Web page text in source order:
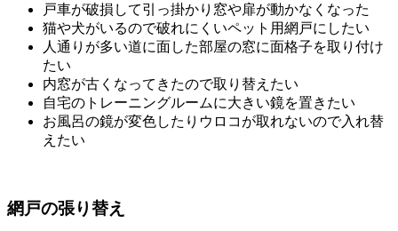
戸車が破損して引っ掛かり窓や扉が動かなくなった
猫や犬がいるので破れにくいペット用網戸にしたい
人通りが多い道に面した部屋の窓に面格子を取り付け
たい
内窓が古くなってきたので取り替えたい
自宅のトレーニングルームに大きい鏡を置きたい
お風呂の鏡が変色したりウロコが取れないので入れ替
えたい
網戸の張り替え